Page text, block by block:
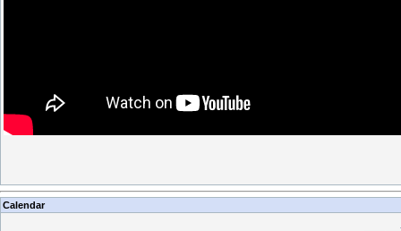
Calendar